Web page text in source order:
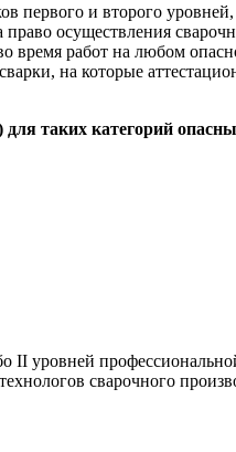
первого и второго
осуществления
работ на любом
на которые
таких категорий
II уровней
сварочного